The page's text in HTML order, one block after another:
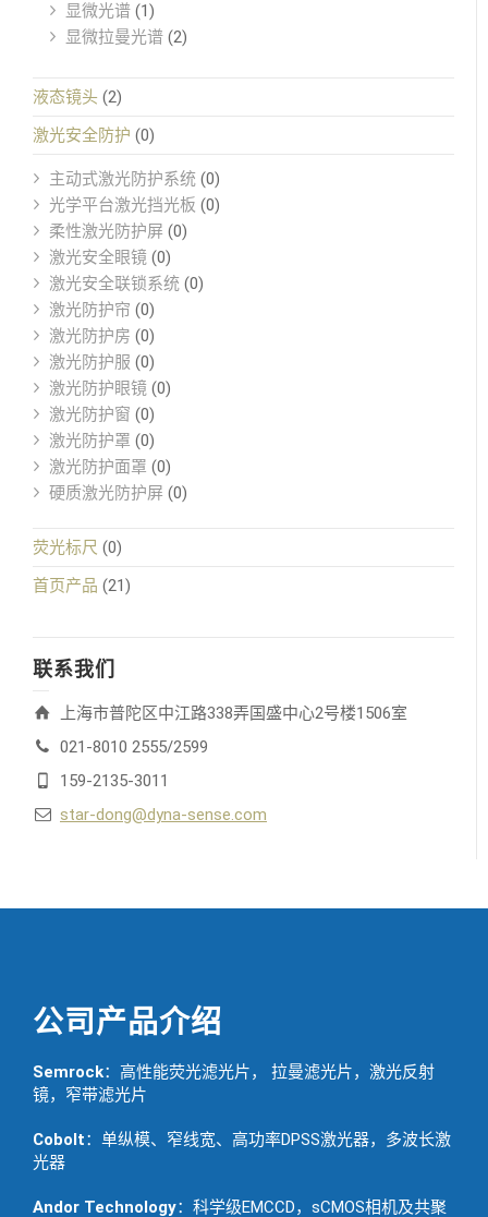
显微光谱 (1)
显微拉曼光谱 (2)
液态镜头 (2)
激光安全防护 (0)
主动式激光防护系统 (0)
光学平台激光挡光板 (0)
柔性激光防护屏 (0)
激光安全眼镜 (0)
激光安全联锁系统 (0)
激光防护帘 (0)
激光防护房 (0)
激光防护服 (0)
激光防护眼镜 (0)
激光防护窗 (0)
激光防护罩 (0)
激光防护面罩 (0)
硬质激光防护屏 (0)
荧光标尺 (0)
首页产品 (21)
联系我们
上海市普陀区中江路338弄国盛中心2号楼1506室
021-8010 2555/2599
159-2135-3011
star-dong@dyna-sense.com
公司产品介绍
Semrock：高性能荧光滤光片， 拉曼滤光片，激光反射
镜，窄带滤光片
Cobolt：单纵模、窄线宽、高功率DPSS激光器，多波长激
光器
Andor Technology：科学级EMCCD，sCMOS相机及共聚